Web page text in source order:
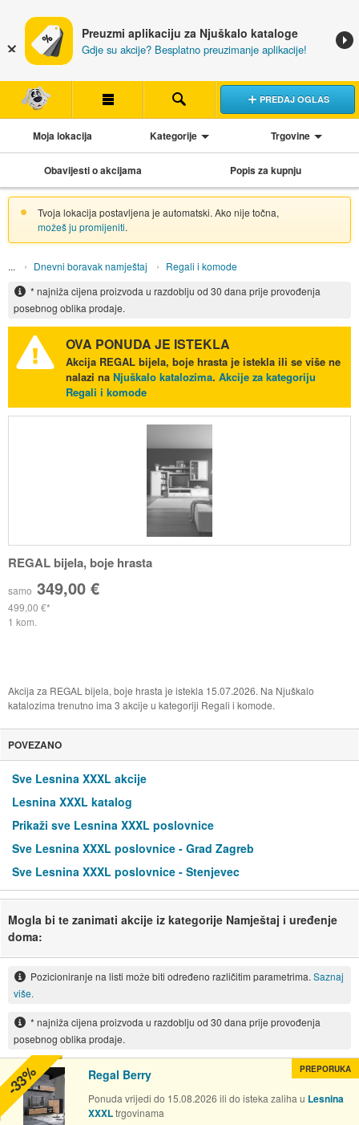
Preuzmi aplikaciju za Njuškalo kataloge
Gdje su akcije? Besplatno preuzimanje aplikacije!
PREDAJ OGLAS
Moja lokacija Kategorije Trgovine
Obavijesti o akcijama Popis za kupnju
Tvoja lokacija postavljena je automatski. Ako nije točna,
možeš ju promijeniti.
Dnevni boravak namještaj
Regali i komode
* najniža cijena proizvoda u razdoblju od 30 dana prije provođenja
posebnog oblika prodaje.
OVA PONUDA JE ISTEKLA
Akcija REGAL bijela, boje hrastaje istekla ili se više ne
nalazi na Njuškalo katalozima. Akcije za kategoriju
Regali i komode
REGAL bijela, boje hrasta
samo 349,00 €
499,00 €
1 kom.
Akcija za REGAL bijela, boje hrasta je istekla 15.07.2026. Na Njuškalo
katalozima trenutno ima 3 akcije u kategoriji Regali i komode.
POVEZANO
Sve Lesnina XXXL akcije
Lesnina XXXL katalog
Prikaži sve Lesnina XXXL poslovnice
Sve Lesnina XXXL poslovnice - Grad Zagreb
Sve Lesnina XXXL poslovnice - Stenjevec
Mogla bi te zanimati akcije iz kategorije Namještaj i uređenje
doma:
Pozicioniranje na listi može biti određeno različitim parametrima. Saznaj
više.
* najniža cijena proizvoda u razdoblju od 30 dana prije provođenja
posebnog oblika prodaje.
Regal Berry
Ponuda vrijedi do 15.08.2026 ili do isteka zaliha u Lesnina
XXXLtrgovinama
PREPORUKA
-33%